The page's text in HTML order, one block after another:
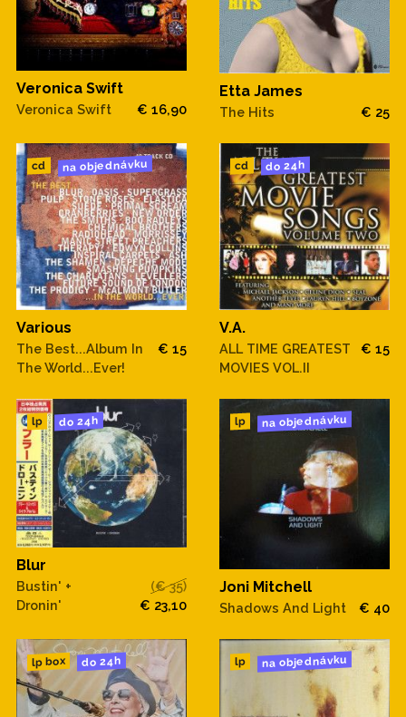
Veronica Swift
Veronica Swift € 16,90
Etta James
The Hits € 25
cd na objednávku
Various
The Best...Album In
The World...Ever!
€ 15
cd do 24h
V.A.
ALL TIME GREATEST
MOVIES VOL.II
€ 15
lp do 24h
Blur
Bustin' +
Dronin'
(€ 35)
€ 23,10
lp na objednávku
Joni Mitchell
Shadows And Light € 40
lp box do 24h lp na objednávku